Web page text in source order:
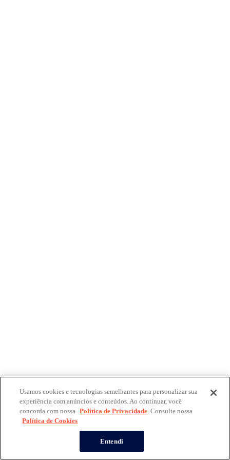
Usamos cookies e tecnologias semelhantes para personalizar sua
experiência com anúncios e conteúdos. Ao continuar, você
concorda com nossa Política de Privacidade. Consulte nossa
Política de Cookies
Entendi